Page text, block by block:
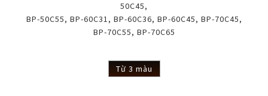
50C45,
BP-50C55, BP-60C31, BP-60C36, BP-60C45, BP-70C45,
BP-70C55, BP-70C65
Từ 3 màu